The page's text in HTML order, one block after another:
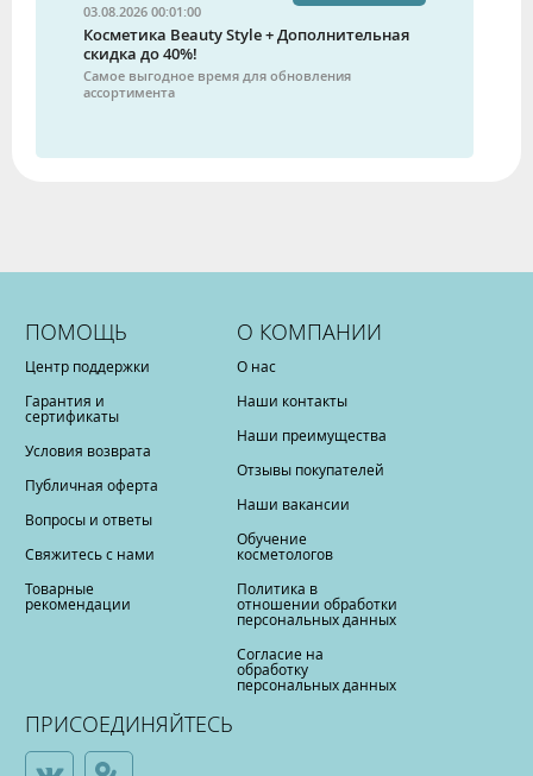
03.08.2026 00:01:00
Косметика Beauty Style + Дополнительная
скидка до 40%!
Самое выгодное время для обновления
ассортимента
ПОМОЩЬ
Центр поддержки
Гарантия и
сертификаты
Условия возврата
Публичная оферта
Вопросы и ответы
Свяжитесь с нами
Товарные
рекомендации
О КОМПАНИИ
О нас
Наши контакты
Наши преимущества
Отзывы покупателей
Наши вакансии
Обучение
косметологов
Политика в
отношении обработки
персональных данных
Согласие на
обработку
персональных данных
ПРИСОЕДИНЯЙТЕСЬ